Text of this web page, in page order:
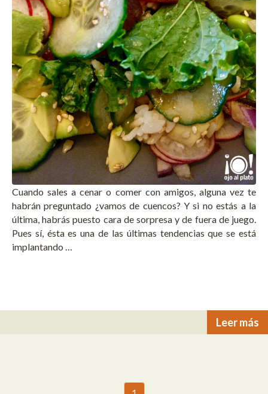
Cuando sales a cenar o comer con amigos, alguna vez te
habrán preguntado ¿vamos de cuencos? Y si no estás a la
última, habrás puesto cara de sorpresa y de fuera de juego.
Pues sí, ésta es una de las últimas tendencias que se está
implantando …
Leer más